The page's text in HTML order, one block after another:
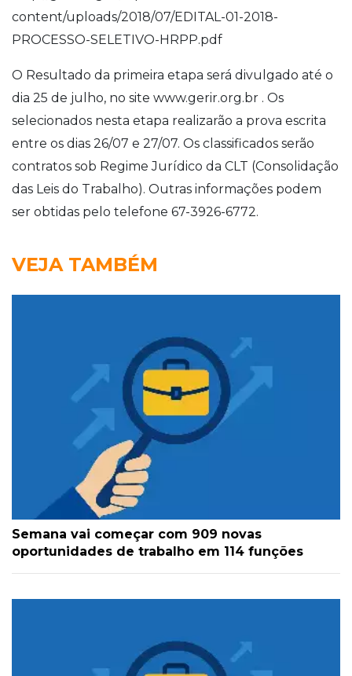
content/uploads/2018/07/EDITAL-01-2018-
PROCESSO-SELETIVO-HRPP.pdf
O Resultado da primeira etapa será divulgado até o
dia 25 de julho, no site www.gerir.org.br . Os
selecionados nesta etapa realizarão a prova escrita
entre os dias 26/07 e 27/07. Os classificados serão
contratos sob Regime Jurídico da CLT (Consolidação
das Leis do Trabalho). Outras informações podem
ser obtidas pelo telefone 67-3926-6772.
VEJA TAMBÉM
Semana vai começar com 909 novas
oportunidades de trabalho em 114 funções